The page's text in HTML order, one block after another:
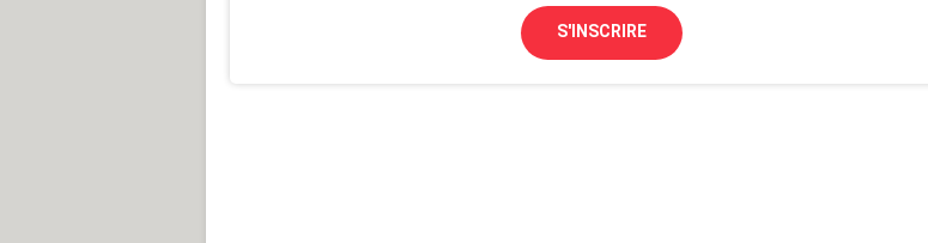
S'INSCRIRE